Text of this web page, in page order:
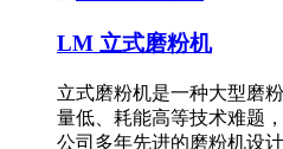
LM 立式磨粉机
立式磨粉机是一种大型磨
量低、耗能高等技术难题
公司多年先进的磨粉机设